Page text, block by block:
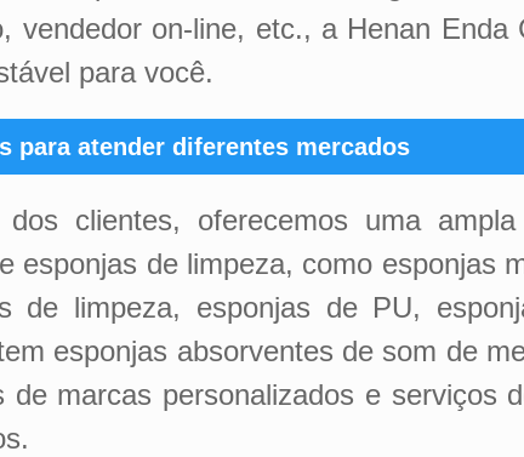
on-line, etc., a Henan Enda
para você.
para atender diferentes mercados
clientes, oferecemos uma
esponjas de limpeza, como esponjas
de limpeza, esponjas de PU,
esponjas absorventes de som de
marcas personalizados e serviços